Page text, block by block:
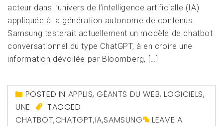
acteur dans l’univers de l’intelligence artificielle (IA)
appliquée à la génération autonome de contenus.
Samsung testerait actuellement un modèle de chatbot
conversationnel du type ChatGPT, à en croire une
information dévoilée par Bloomberg, […]
POSTED IN APPLIS,GÉANTS DU WEB,LOGICIELS,
UNE
TAGGED
CHATBOT,CHATGPT,IA,SAMSUNG
LEAVE A